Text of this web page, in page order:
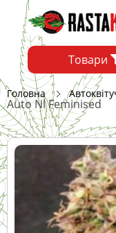
Товари
Головна
Auto Nl Feminised